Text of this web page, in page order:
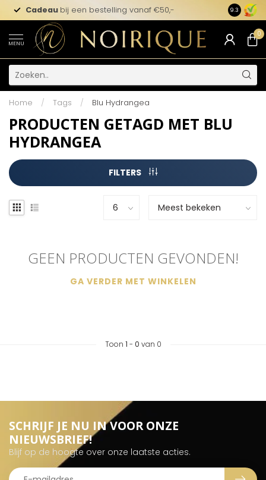
Cadeau bij een bestelling vanaf €50,- 9.3
MENU
0
Home / Tags / Blu Hydrangea
PRODUCTEN GETAGD MET BLU
HYDRANGEA
FILTERS
GEEN PRODUCTEN GEVONDEN!
GA VERDER MET WINKELEN
Toon 1 - 0 van 0
SCHRIJF JE NU IN VOOR ONZE
NIEUWSBRIEF!
Blijf op de hoogte over onze laatste acties.